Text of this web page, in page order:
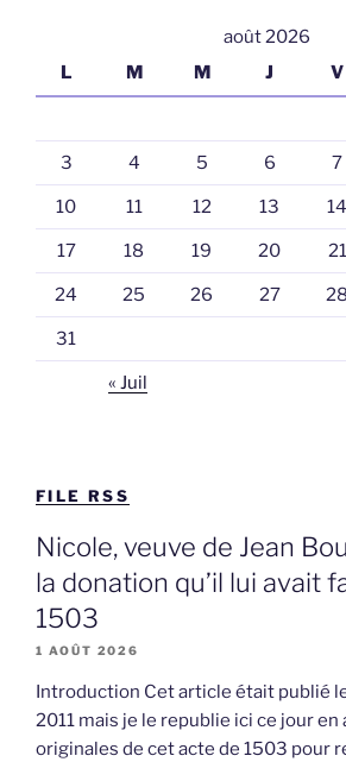
août 2026
L
M M J V
3 4 5 6 7
10 11 12 13 14
17 18 19 20 21
24 25 26 27 28
31
« Juil
FILE RSS
Nicole, veuve de Jean
la donation qu’il lui avait
1503
1 AOÛT 2026
Introduction Cet article était publié
2011 mais je le republie ici ce jour
originales de cet acte de 1503 pour